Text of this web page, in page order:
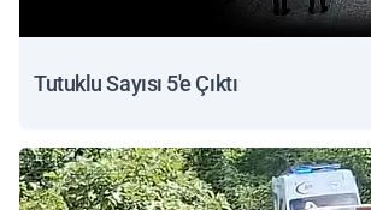
Tutuklu Sayısı 5'e Çıktı